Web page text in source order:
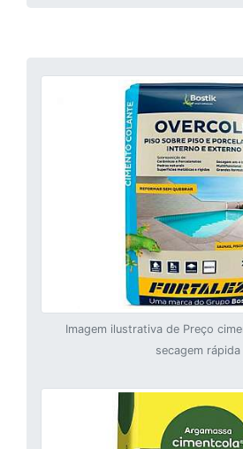
Imagem ilustrativa de Preço
secagem rápida